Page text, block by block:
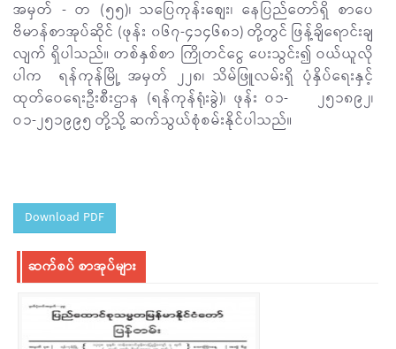
အမှတ် - တ (၅၅)၊ သပြေကုန်းစျေး၊ နေပြည်တော်ရှိ စာပေ
ဗိမာန်စာအုပ်ဆိုင် (ဖုန်း ၀၆၇-၄၁၄၆၈၁) တို့တွင် ဖြန့်ချိရောင်းချ
လျက် ရှိပါသည်။ တစ်နှစ်စာ ကြိုတင်ငွေ ပေးသွင်း၍ ဝယ်ယူလို
ပါက ရန်ကုန်မြို့ အမှတ် ၂၂၈၊ သိမ်ဖြူလမ်းရှိ ပုံနှိပ်ရေးနှင့်
ထုတ်ဝေရေးဦးစီးဌာန (ရန်ကုန်ရုံးခွဲ)၊ ဖုန်း ဝ၁- ၂၅၁၈၉၂၊
ဝ၁-၂၅၁၉၉၅ တို့သို့ ဆက်သွယ်စုံစမ်းနိုင်ပါသည်။
Download PDF
ဆက်စပ် စာအုပ်များ